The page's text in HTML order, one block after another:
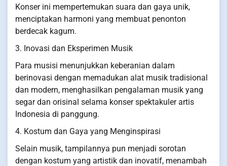
Konser ini mempertemukan suara dan gaya unik,
menciptakan harmoni yang membuat penonton
berdecak kagum.
3. Inovasi dan Eksperimen Musik
Para musisi menunjukkan keberanian dalam
berinovasi dengan memadukan alat musik tradisional
dan modern, menghasilkan pengalaman musik yang
segar dan orisinal selama konser spektakuler artis
Indonesia di panggung.
4. Kostum dan Gaya yang Menginspirasi
Selain musik, tampilannya pun menjadi sorotan
dengan kostum yang artistik dan inovatif, menambah